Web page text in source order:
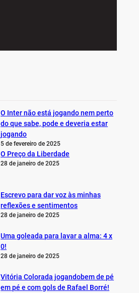
O Inter não está jogando nem perto
do que sabe, pode e deveria estar
jogando
5 de fevereiro de 2025
O Preço da Liberdade
28 de janeiro de 2025
Escrevo para dar voz às minhas
reflexões e sentimentos
28 de janeiro de 2025
Uma goleada para lavar a alma: 4 x
0!
28 de janeiro de 2025
Vitória Colorada jogandobem de pé
em pé e com gols de Rafael Borré!